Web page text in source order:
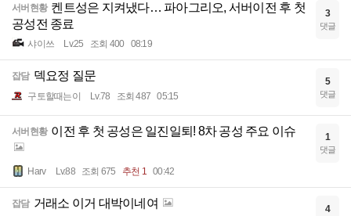
서버현황 켄트성은 지켜냈다… 파아그리오, 서버이전 후 첫
공성전 종료
샤이쓰 Lv.25 조회 400 08:19
3
댓글
잡담 덱요정 질문
구토할때는이 Lv.78 조회 487 05:15
5
댓글
서버현황 이전 후 첫 공성은 일진일퇴! 8차 공성 주요 이슈
Harv Lv.88 조회 675 추천 1 00:42
1
댓글
잡담 거래소 이거 대박이네여 4